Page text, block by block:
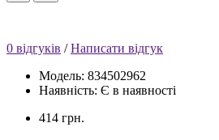
0 відгуків /Написати відгук
Модель: 834502962
Наявність: Є в наявності
414 грн.